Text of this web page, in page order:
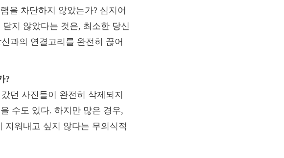
을 차단하지 않았는가? 심지어
지 않았다는 것은, 최소한 당신
과의 연결고리를 완전히 끊어
?
던 사진들이 완전히 삭제되지
수도 있다. 하지만 많은 경우,
지워내고 싶지 않다는 무의식적